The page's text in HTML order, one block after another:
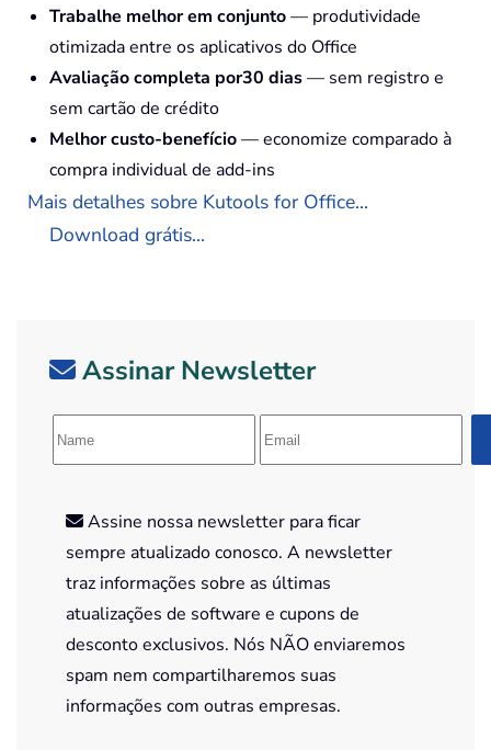
Trabalhe melhor em conjunto— produtividade
otimizada entre os aplicativos do Office
Avaliação completa por30 dias— sem registro e
sem cartão de crédito
Melhor custo-benefício— economize comparado à
compra individual de add-ins
Mais detalhes sobre Kutools for Office...
Download grátis...
Assinar Newsletter
Assine nossa newsletter para ficar
sempre atualizado conosco. A newsletter
traz informações sobre as últimas
atualizações de software e cupons de
desconto exclusivos. Nós NÃO enviaremos
spam nem compartilharemos suas
informações com outras empresas.